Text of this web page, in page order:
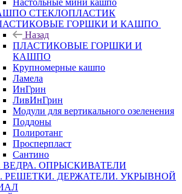
Настольные мини кашпо
СТЕКЛОПЛАСТИК
ГОРШКИ И КАШПО
Назад
ПЛАСТИКОВЫЕ ГОРШКИ И
КАШПО
Крупномерные кашпо
Ламела
ИнГрин
ЛивИнГрин
Модули для вертикального озеленения
Поддоны
Полиротанг
Просперпласт
Сантино
ВЕДРА. ОПРЫСКИВАТЕЛИ
РЕШЕТКИ. ДЕРЖАТЕЛИ. УКРЫВНОЙ